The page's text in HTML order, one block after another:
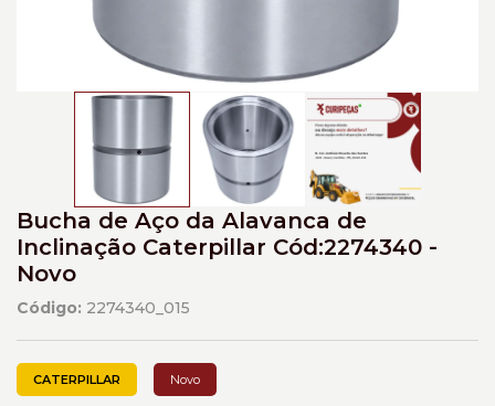
Bucha de Aço da Alavanca de
Inclinação Caterpillar Cód:2274340 -
Novo
Código: 2274340_015
CATERPILLAR Novo